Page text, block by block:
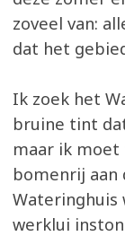
zoveel van:
dat het
Ik zoek het
bruine tint
maar ik moet
bomenrij aan
Wateringhuis
werklui